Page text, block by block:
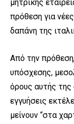
μητρικής
πρόθεση για
δαπάνη της
Από την
υπόσχεσης,
όρους αυτής
εγγυήσεις
μείνουν “στα